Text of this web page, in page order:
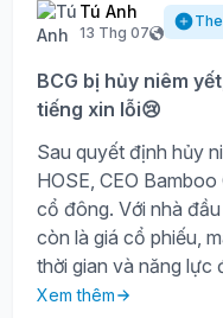
Tú Anh
13 Thg 07
BCG bị hủy niêm
tiếng xin lỗi😢
Sau quyết định hủy
HOSE, CEO
cổ đông. Với nhà
còn là giá cổ phiếu,
thời gian và năng lực
Xem thêm